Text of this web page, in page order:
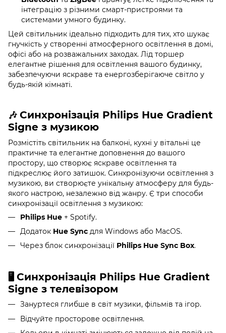
інтеграцію з різними смарт-пристроями та
системами умного будинку.
Цей світильник ідеально підходить для тих, хто шукає
гнучкість у створенні атмосферного освітлення в домі,
офісі або на розважальних заходах. Лід торшер
елегантне рішення для освітлення вашого будинку,
забезпечуючи яскраве та енергозберігаюче світло у
будь-якій кімнаті.
🎶 Синхронізація Philips Hue Gradient
Signe з музикою
Розмістіть світильник на балконі, кухні у вітальні це
практичне та елегантне доповнення до вашого
простору, що створює яскраве освітлення та
підкреслює його затишок. Синхронізуючи освітлення з
музикою, ви створюєте унікальну атмосферу для будь-
якого настрою, незалежно від жанру. Є три способи
синхронізації освітлення з музикою:
Philips Hue + Spotify.
Додаток Hue Sync для Windows або MacOS.
Через блок синхронізації Philips Hue Sync Box.
🖥 Синхронізація Philips Hue Gradient
Signe з телевізором
Зануртеся глибше в світ музики, фільмів та ігор.
Відчуйте просторове освітлення.